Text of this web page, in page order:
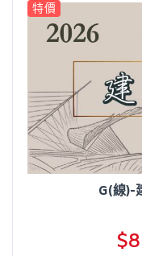
特價
G(線)-